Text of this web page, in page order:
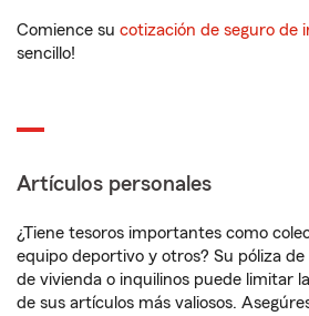
Comience su cotización de seguro de
sencillo!
Artículos personales
¿Tiene tesoros importantes como
equipo deportivo y otros? Su póliza
de vivienda o inquilinos puede limitar
de sus artículos más valiosos.